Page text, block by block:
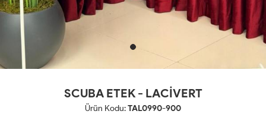
SCUBA ETEK - LACİVERT
Ürün Kodu:TAL0990-900